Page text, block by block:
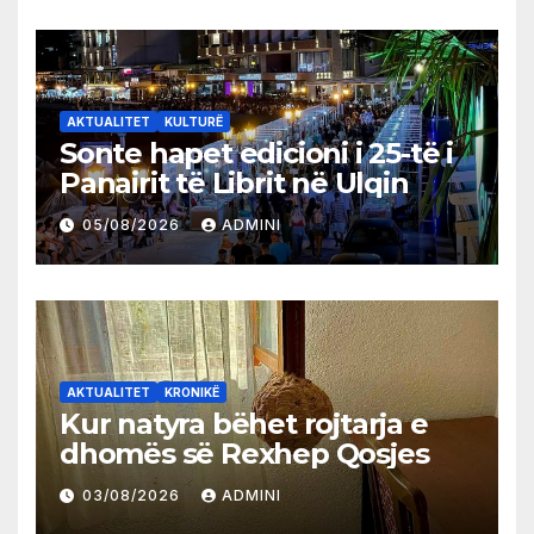
AKTUALITET KULTURË
Sonte hapet edicioni i 25-të i
Panairit të Librit në Ulqin
05/08/2026 ADMINI
AKTUALITET KRONIKË
Kur natyra bëhet rojtarja e
dhomës së Rexhep Qosjes
03/08/2026 ADMINI